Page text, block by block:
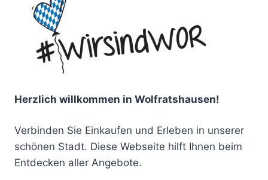
Herzlich willkommen in Wolfratshausen!
Verbinden Sie Einkaufen und Erleben in unserer
schönen Stadt. Diese Webseite hilft Ihnen beim
Entdecken aller Angebote.